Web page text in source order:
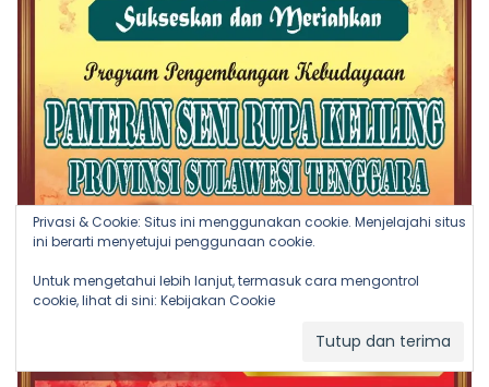
Privasi & Cookie: Situs ini menggunakan cookie. Menjelajahi situs
ini berarti menyetujui penggunaan cookie.
Untuk mengetahui lebih lanjut, termasuk cara mengontrol
cookie, lihat di sini: Kebijakan Cookie